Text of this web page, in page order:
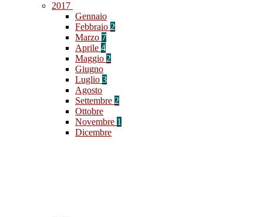
2017
Gennaio
Febbraio 2
Marzo 7
Aprile 4
Maggio 2
Giugno
Luglio 3
Agosto
Settembre 2
Ottobre
Novembre 1
Dicembre